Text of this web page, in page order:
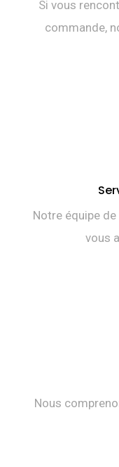
Si vous
commande,
Notre équipe
vous
Nous